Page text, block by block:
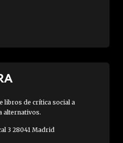
libros de crítica social a
alternativos.
3 28041 Madrid